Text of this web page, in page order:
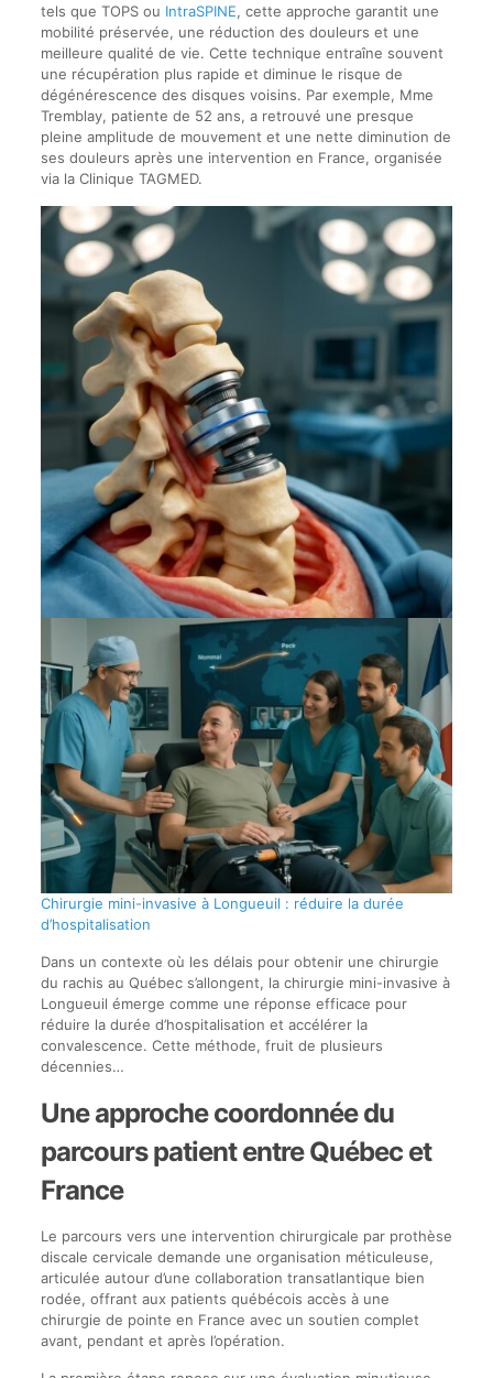
tels que TOPS ou IntraSPINE, cette approche garantit une
mobilité préservée, une réduction des douleurs et une
meilleure qualité de vie. Cette technique entraîne souvent
une récupération plus rapide et diminue le risque de
dégénérescence des disques voisins. Par exemple, Mme
Tremblay, patiente de 52 ans, a retrouvé une presque
pleine amplitude de mouvement et une nette diminution de
ses douleurs après une intervention en France, organisée
via la Clinique TAGMED.
Chirurgie mini-invasive à Longueuil : réduire la durée
d’hospitalisation
Dans un contexte où les délais pour obtenir une chirurgie
du rachis au Québec s’allongent, la chirurgie mini-invasive à
Longueuil émerge comme une réponse efficace pour
réduire la durée d’hospitalisation et accélérer la
convalescence. Cette méthode, fruit de plusieurs
décennies…
Une approche coordonnée du
parcours patient entre Québec et
France
Le parcours vers une intervention chirurgicale par prothèse
discale cervicale demande une organisation méticuleuse,
articulée autour d’une collaboration transatlantique bien
rodée, offrant aux patients québécois accès à une
chirurgie de pointe en France avec un soutien complet
avant, pendant et après l’opération.